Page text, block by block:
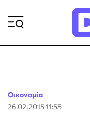
Οικονομία
26.02.2015 11:55